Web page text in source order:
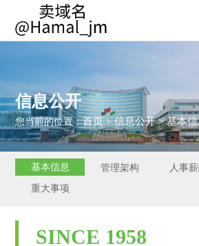
信息公开
您当前的位置：首页>信息公开>基本
基本信息 管理架构 人事
重大事项
SINCE 1958